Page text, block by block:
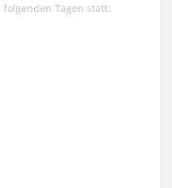
Tagen statt: